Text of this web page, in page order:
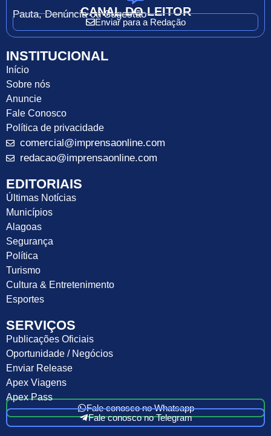
CANAL DO LEITOR
Pauta, Denúncia ou Sugestão
Enviar para a Redação
INSTITUCIONAL
Início
Sobre nós
Anuncie
Fale Conosco
Política de privacidade
comercial@imprensaonline.com
redacao@imprensaonline.com
EDITORIAIS
Últimas Notícias
Municípios
Alagoas
Segurança
Política
Turismo
Cultura & Entretenimento
Esportes
SERVIÇOS
Publicações Oficiais
Oportunidade / Negócios
Enviar Release
Apex Viagens
Apex Pass
Fale conosco no Whatsapp
Fale conosco no Telegram